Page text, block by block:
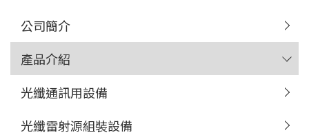
公司簡介
產品介紹
光纖通訊用設備
光纖雷射源組裝設備